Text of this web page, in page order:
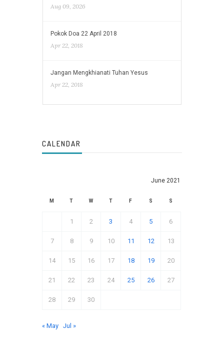
Aug 09, 2026
Pokok Doa 22 April 2018
Apr 22, 2018
Jangan Mengkhianati Tuhan Yesus
Apr 22, 2018
CALENDAR
June 2021
M T W T F S S
1 2 3 4 5 6
7 8 9 10 11 12 13
14 15 16 17 18 19 20
21 22 23 24 25 26 27
28 29 30
« May Jul »